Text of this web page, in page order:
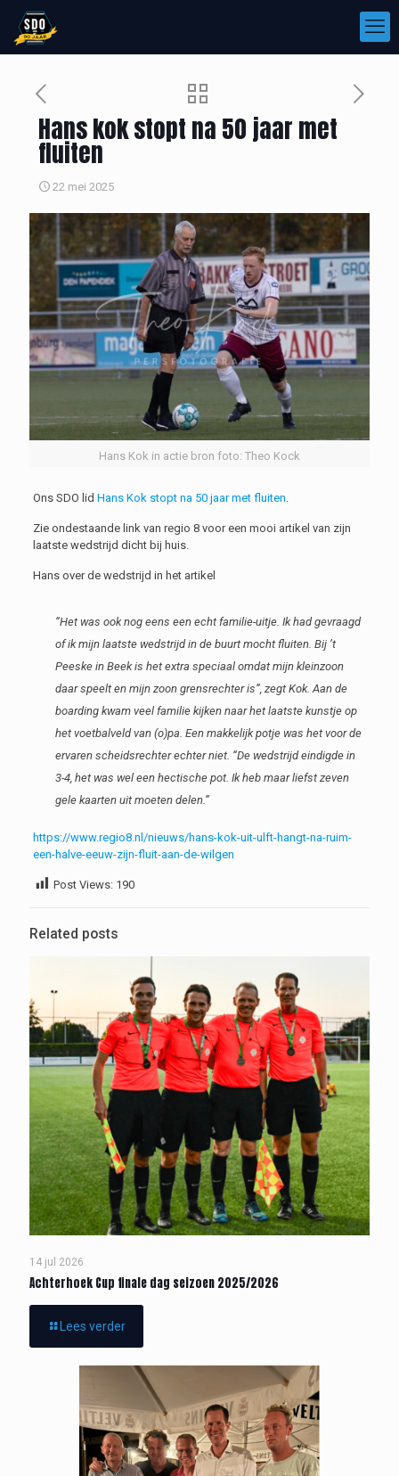
Hans kok stopt na 50 jaar met
fluiten
22 mei 2025
Hans Kok in actie bron foto: Theo Kock
Ons SDO lid Hans Kok stopt na 50 jaar met fluiten
Zie ondestaande link van regio 8 voor een mooi artikel van zijn
laatste wedstrijd dicht bij huis.
Hans over de wedstrijd in het artikel
“Het was ook nog eens een echt familie-uitje. Ik had gevraagd
of ik mijn laatste wedstrijd in de buurt mocht fluiten. Bij ’t
Peeske in Beek is het extra speciaal omdat mijn kleinzoon
daar speelt en mijn zoon grensrechter is”, zegt Kok. Aan de
boarding kwam veel familie kijken naar het laatste kunstje op
het voetbalveld van (o)pa. Een makkelijk potje was het voor de
ervaren scheidsrechter echter niet. “De wedstrijd eindigde in
3-4, het was wel een hectische pot. Ik heb maar liefst zeven
gele kaarten uit moeten delen.”
https://www.regio8.nl/nieuws/hans-kok-uit-ulft-hangt-na-ruim-
een-halve-eeuw-zijn-fluit-aan-de-wilgen
Post Views: 190
Related posts
14 jul 2026
Achterhoek Cup finale dag seizoen 2025/2026
Lees verder